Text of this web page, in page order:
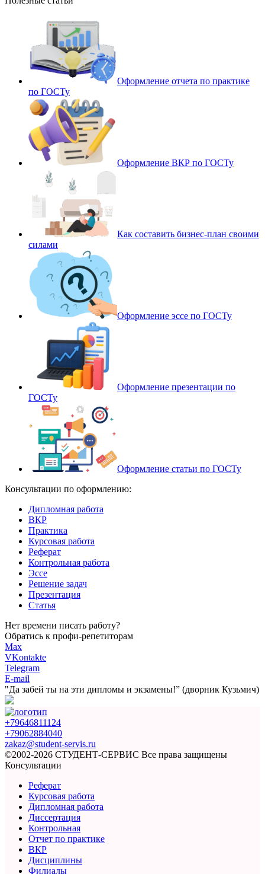
Оформление отчета по практике
по ГОСТу
Оформление ВКР по ГОСТу
Как составить бизнес-план своими
силами
Оформление эссе по ГОСТу
Оформление презентации по
ГОСТу
Оформление статьи по ГОСТу
Консультации по оформлению:
Дипломная работа
ВКР
Практика
Курсовая работа
Реферат
Контрольная работа
Эссе
Решение задач
Презентация
Статья
Нет времени писать работу?
Обратись к профи-репетиторам
Max
VKontakte
Telegram
E-mail
"Да забей ты на эти дипломы и экзамены!” (дворник Кузьмич)
+79646811124
+79062884040
zakaz@student-servis.ru
©2002-2026 СТУДЕНТ-СЕРВИС Все права защищены
Консультации
Реферат
Курсовая работа
Дипломная работа
Диссертация
Контрольная
Отчет по практике
ВКР
Дисциплины
Филиалы